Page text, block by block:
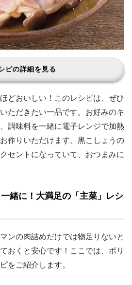
ピの詳細を見る
どおいしい！このレシピは、ぜひ
ただきたい一品です。お好みのキ
調味料を一緒に電子レンジで加熱
作りいただけます。黒こしょうの
セントになっていて、おつまみに
緒に！大満足の「主菜」レシ
ンの肉詰めだけでは物足りないと
おくと安心です！ここでは、ボリ
をご紹介します。